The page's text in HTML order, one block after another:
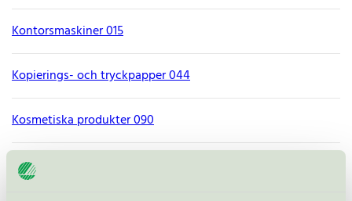
Kontorsmaskiner 015
Kopierings- och tryckpapper 044
Kosmetiska produkter 090
Leksaker 095